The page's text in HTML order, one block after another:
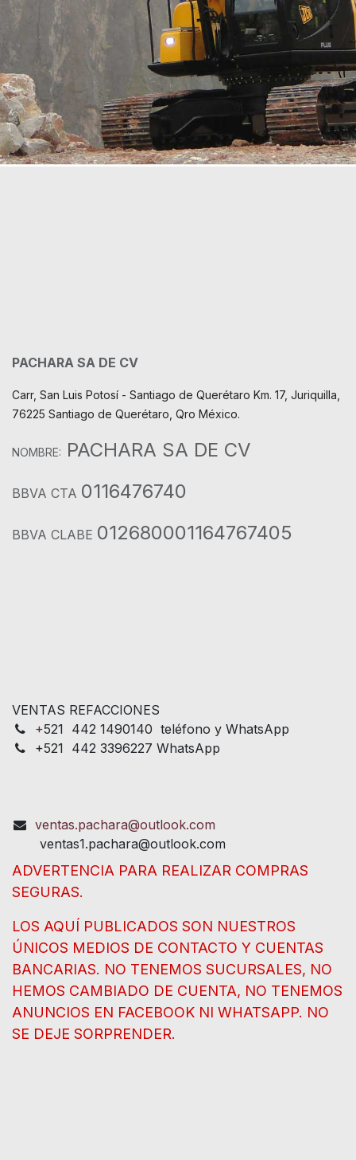
PACHARA SA DE CV
Carr, San Luis Potosí - Santiago de Querétaro Km. 17, Juriquilla,
76225 Santiago de Querétaro, Qro México.
NOMBRE: PACHARA SA DE CV
BBVA CTA 0116476740
BBVA CLABE 012680001164767405
VENTAS REFACCIONES
+521 442 1490140 teléfono y WhatsApp
+521 442 3396227 WhatsApp
ventas.pachara@outlook.com
ventas1.pachara@outlook.com
ADVERTENCIA PARA REALIZAR COMPRAS
SEGURAS.
LOS AQUÍ PUBLICADOS SON NUESTROS
ÚNICOS MEDIOS DE CONTACTO Y CUENTAS
BANCARIAS. NO TENEMOS SUCURSALES, NO
HEMOS CAMBIADO DE CUENTA, NO TENEMOS
ANUNCIOS EN FACEBOOK NI WHATSAPP. NO
SE DEJE SORPRENDER.